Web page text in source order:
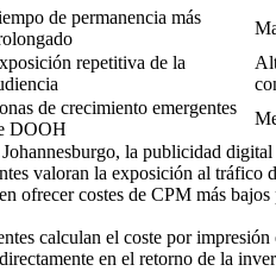
de permanencia más
repetitiva de la
de crecimiento emergentes
DOOH
la publicidad
valoran la exposición al
ofrecer costes de CPM más
calculan el coste por
en el retorno de la